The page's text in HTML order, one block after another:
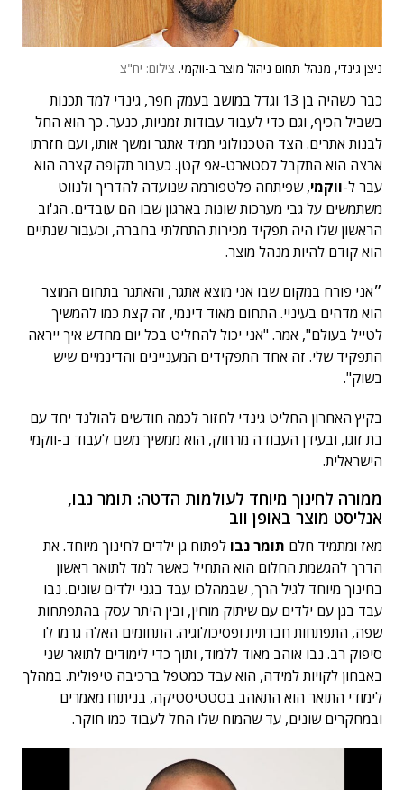
ניצן גינדי, מנהל תחום ניהול מוצר ב-ווקמי. צילום: יח"צ
כבר כשהיה בן 13 וגדל במושב בעמק חפר, גינדי למד תכנות
בשביל הכיף, וגם כדי לעבוד עבודות זמניות, כנער. כך הוא החל
לבנות אתרים. הצד הטכנולוגי תמיד אתגר ומשך אותו, ועם חזרתו
ארצה הוא התקבל לסטארט-אפ קטן. כעבור תקופה קצרה הוא
עבר ל-ווקמי, שפיתחה פלטפורמה שנועדה להדריך ולנווט
משתמשים על גבי מערכות שונות בארגון שבו הם עובדים. הג'וב
הראשון שלו היה תפקיד מכירות התחלתי בחברה, וכעבור שנתיים
הוא קודם להיות מנהל מוצר.
״אני פורח במקום שבו אני מוצא אתגר, והאתגר בתחום המוצר
הוא מדהים בעיניי. התחום מאוד דינמי, זה קצת כמו להמשיך
לטייל בעולם", אמר. "אני יכול להחליט בכל יום מחדש איך ייראה
התפקיד שלי. זה אחד התפקידים המעניינים והדינמיים שיש
בשוק".
בקיץ האחרון החליט גינדי לחזור לכמה חודשים להולנד יחד עם
בת זוגו, ובעידן העבודה מרחוק, הוא ממשיך משם לעבוד ב-ווקמי
הישראלית.
ממורה לחינוך מיוחד לעולמות הדטה: תומר נבו,
אנליסט מוצר באופן ווב
מאז ומתמיד חלם תומר נבו לפתוח גן ילדים לחינוך מיוחד. את
הדרך להגשמת החלום הוא התחיל כאשר למד לתואר ראשון
בחינוך מיוחד לגיל הרך, שבמהלכו עבד בגני ילדים שונים. נבו
עבד בגן עם ילדים עם שיתוק מוחין, ובין היתר עסק בהתפתחות
שפה, התפתחות חברתית ופסיכולוגיה. התחומים האלה גרמו לו
סיפוק רב. נבו אוהב מאוד ללמוד, ותוך כדי לימודים לתואר שני
באבחון לקויות למידה, הוא עבד כמטפל ברכיבה טיפולית. במהלך
לימודי התואר הוא התאהב בסטטיסטיקה, בניתוח מאמרים
ובמחקרים שונים, עד שהמוח שלו החל לעבוד כמו חוקר.